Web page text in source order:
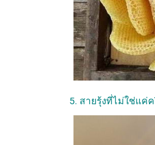
5. สายรุ้งที่ไม่ใช่แค่